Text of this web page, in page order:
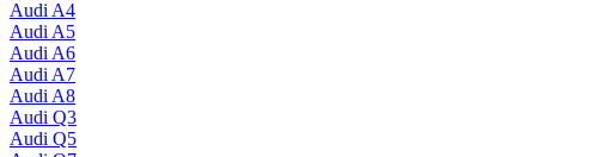
Audi A4
Audi A5
Audi A6
Audi A7
Audi A8
Audi Q3
Audi Q5